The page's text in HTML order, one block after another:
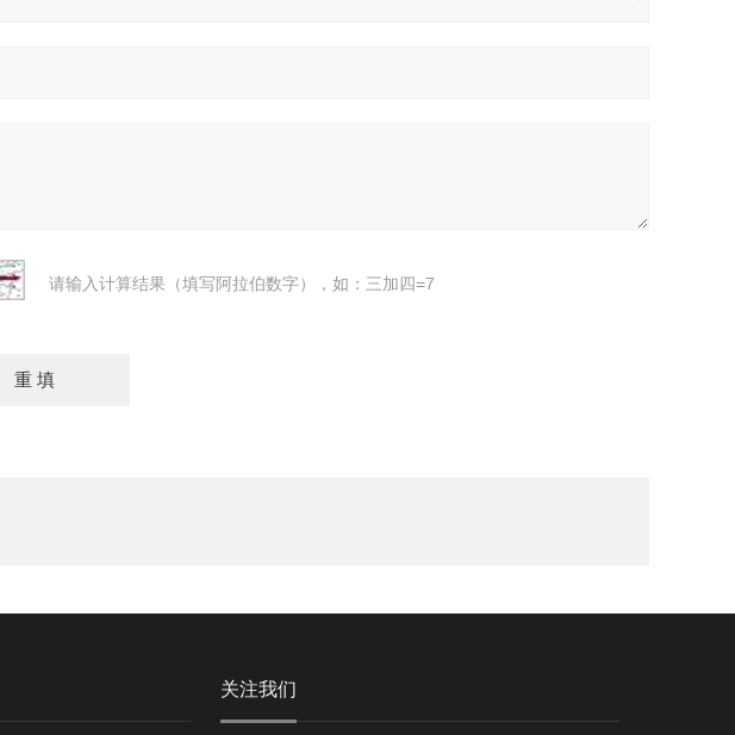
请输入计算结果（填写阿拉伯数字），如：三加四=7
关注我们